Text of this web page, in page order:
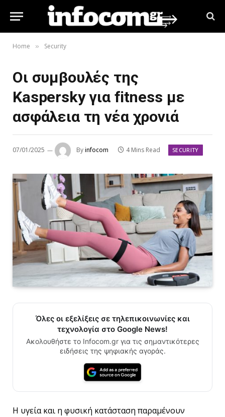
Home » Security
Οι συμβουλές της
Kaspersky για fitness με
ασφάλεια τη νέα χρονιά
07/01/2025 Byinfocom 4 Mins Read SECURITY
Όλες οι εξελίξεις σε τηλεπικοινωνίες και
τεχνολογία στο Google News!
Ακολουθήστε το Infocom.gr για τις σημαντικότερες
ειδήσεις της ψηφιακής αγοράς.
Η υγεία και η φυσική κατάσταση παραμένουν